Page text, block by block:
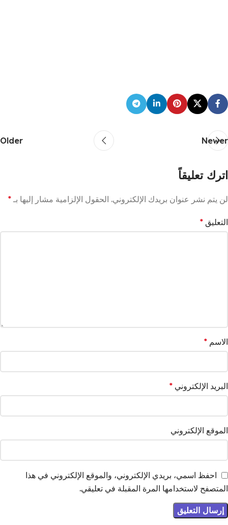
Newer
Older
اترك تعليقاً
لن يتم نشر عنوان بريدك الإلكتروني. الحقول الإلزامية مشار إليها بـ *
التعليق *
الاسم *
البريد الإلكتروني *
الموقع الإلكتروني
احفظ اسمي، بريدي الإلكتروني، والموقع الإلكتروني في هذا
المتصفح لاستخدامها المرة المقبلة في تعليقي.